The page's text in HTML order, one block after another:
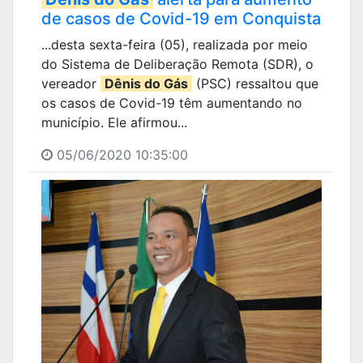
de casos de Covid-19 em Conquista
...desta sexta-feira (05), realizada por meio
do Sistema de Deliberação Remota (SDR), o
vereador Dênis do Gás (PSC) ressaltou que
os casos de Covid-19 têm aumentando no
município. Ele afirmou...
05/06/2020 10:35:00